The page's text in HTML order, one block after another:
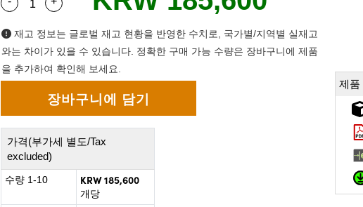
Quantity SelectorUse the plus and minus buttons to adjust the quantity.
재고 정보는 글로벌 재고 현황을 반영한 수치로, 국가별/지역별 실재고
와는 차이가 있을 수 있습니다. 정확한 구매 가능 수량은 장바구니에 제품
을 추가하여 확인해 보세요.
가격(부가세 별도/Tax
excluded)
수량 1-10 KRW 185,600
개당
제품